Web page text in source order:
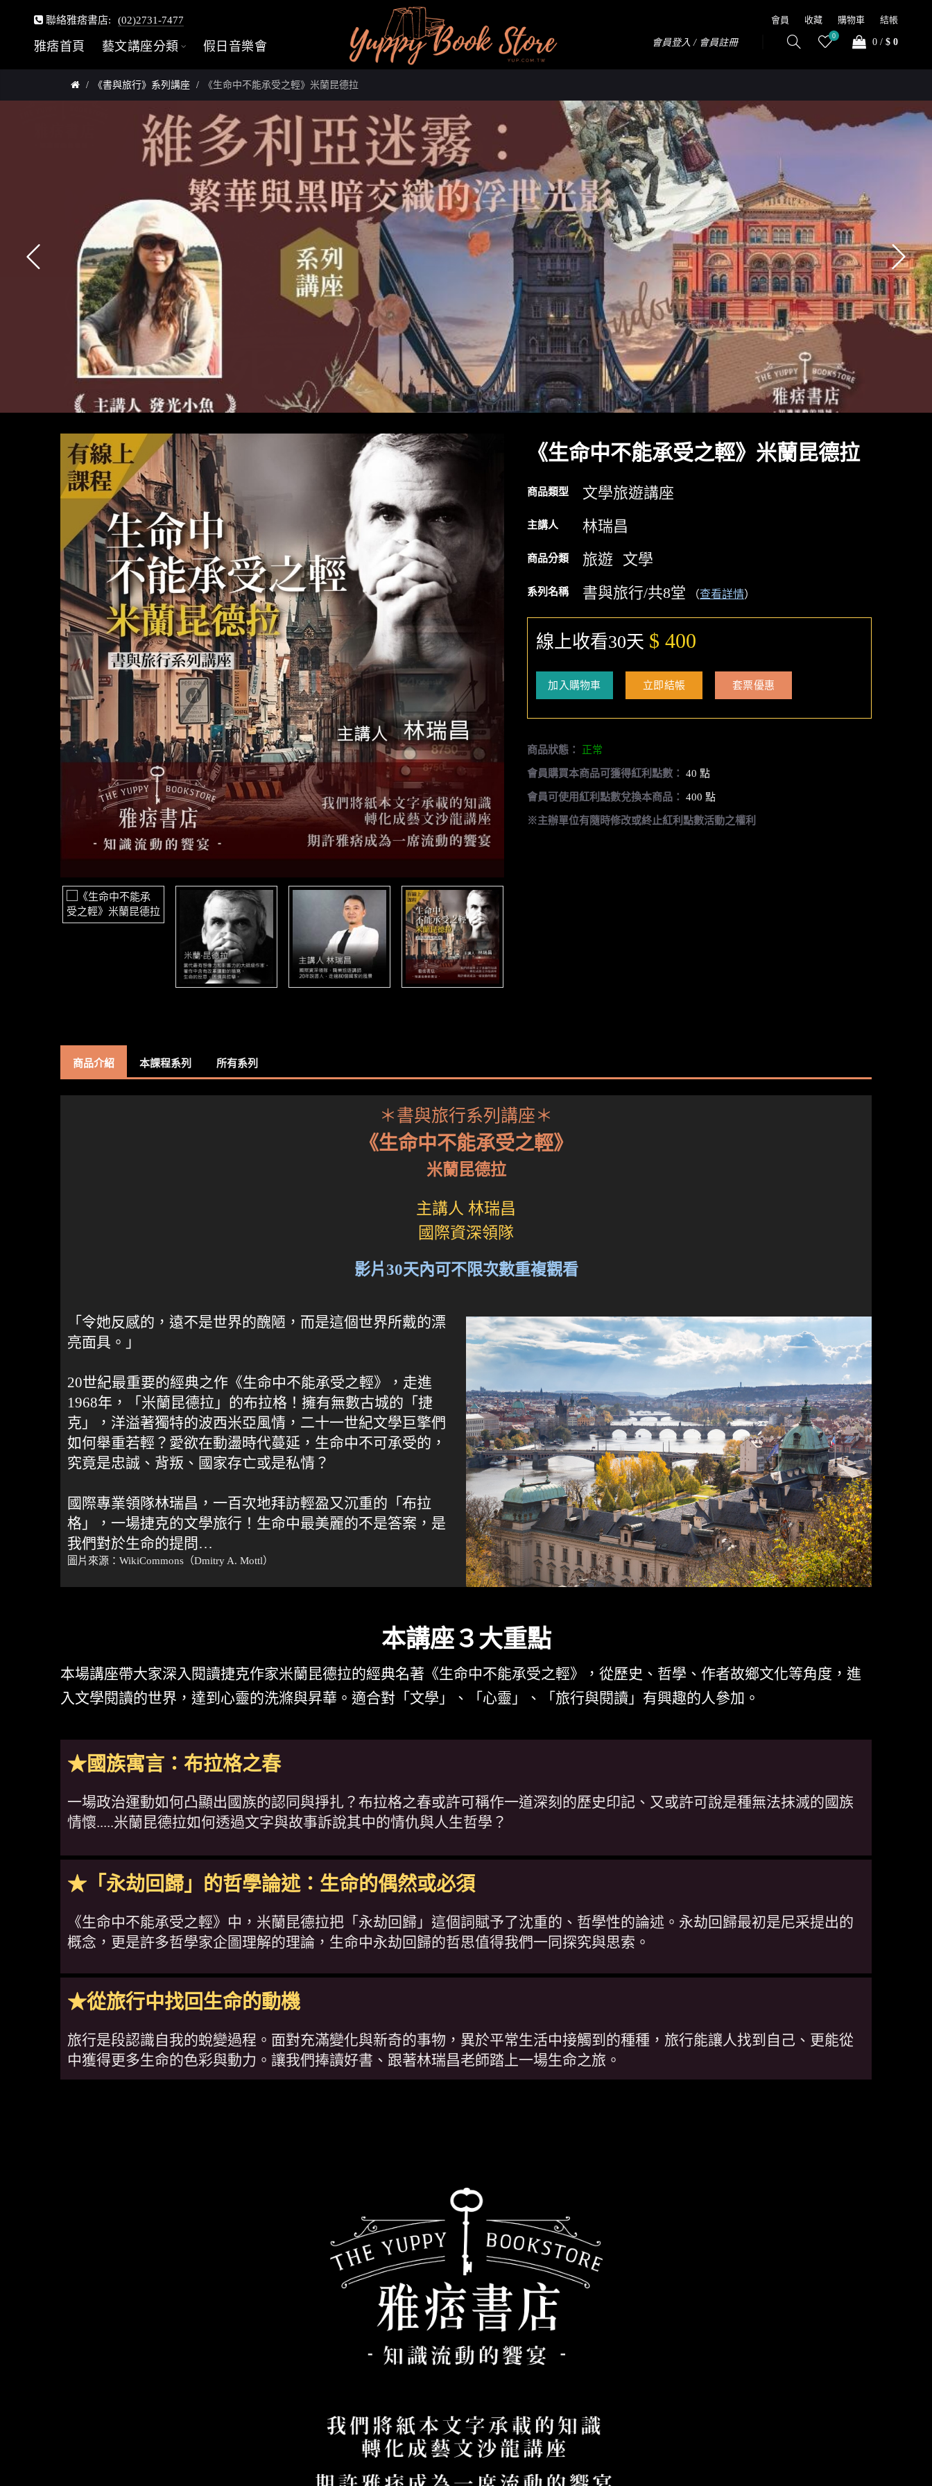
聯絡雅痞書店: (02)2731-7477
雅痞首頁 藝文講座分類 假日音樂會
會員 收藏 購物車 結帳
會員登入 / 會員註冊
0
0 / $ 0
《書與旅行》系列講座 《生命中不能承受之輕》米蘭昆德拉
《生命中不能承受之輕》米蘭昆德拉
商品類型 文學旅遊講座
主講人 林瑞昌
商品分類 旅遊 文學
系列名稱 書與旅行/共8堂 （查看詳情）
線上收看30天 $ 400
加入購物車 立即結帳 套票優惠
商品狀態： 正常
會員購買本商品可獲得紅利點數： 40 點
會員可使用紅利點數兌換本商品： 400 點
※主辦單位有隨時修改或終止紅利點數活動之權利
商品介紹 本課程系列 所有系列
＊書與旅行系列講座＊
《生命中不能承受之輕》
米蘭昆德拉
主講人 林瑞昌
國際資深領隊
影片30天內可不限次數重複觀看
「令她反感的，遠不是世界的醜陋，而是這個世界所戴的漂
亮面具。」
20世紀最重要的經典之作《生命中不能承受之輕》，走進
1968年，「米蘭昆德拉」的布拉格！擁有無數古城的「捷
克」，洋溢著獨特的波西米亞風情，二十一世紀文學巨擎們
如何舉重若輕？愛欲在動盪時代蔓延，生命中不可承受的，
究竟是忠誠、背叛、國家存亡或是私情？
國際專業領隊林瑞昌，一百次地拜訪輕盈又沉重的「布拉
格」，一場捷克的文學旅行！生命中最美麗的不是答案，是
我們對於生命的提問…
圖片來源： WikiCommons （Dmitry A. Mottl）
本講座３大重點
本場講座帶大家深入閱讀捷克作家米蘭昆德拉的經典名著《生命中不能承受之輕》，從歷史、哲學、作者故鄉文化等角度，進
入文學閱讀的世界，達到心靈的洗滌與昇華。適合對「文學」、「心靈」、「旅行與閱讀」有興趣的人參加。
★國族寓言：布拉格之春
一場政治運動如何凸顯出國族的認同與掙扎？布拉格之春或許可稱作一道深刻的歷史印記、又或許可說是種無法抹滅的國族
情懷.....米蘭昆德拉如何透過文字與故事訴說其中的情仇與人生哲學？
★「永劫回歸」的哲學論述：生命的偶然或必須
《生命中不能承受之輕》中，米蘭昆德拉把「永劫回歸」這個詞賦予了沈重的、哲學性的論述。永劫回歸最初是尼采提出的
概念，更是許多哲學家企圖理解的理論，生命中永劫回歸的哲思值得我們一同探究與思索。
★從旅行中找回生命的動機
旅行是段認識自我的蛻變過程。面對充滿變化與新奇的事物，異於平常生活中接觸到的種種，旅行能讓人找到自己、更能從
中獲得更多生命的色彩與動力。讓我們捧讀好書、跟著林瑞昌老師踏上一場生命之旅。